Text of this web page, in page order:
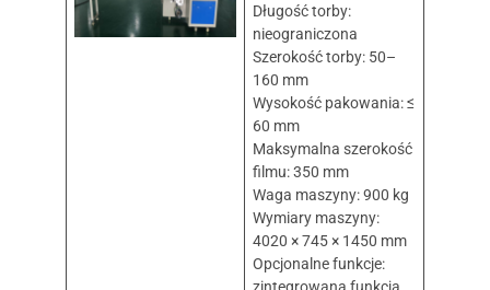
Długość torby:
nieograniczona
Szerokość torby: 50–
160 mm
Wysokość pakowania: ≤
60 mm
Maksymalna szerokość
filmu: 350 mm
Waga maszyny: 900 kg
Wymiary maszyny:
4020 × 745 × 1450 mm
Opcjonalne funkcje: